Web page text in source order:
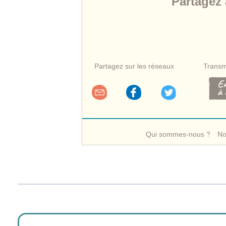
Partagez sur les réseaux
Qui sommes-nous ?